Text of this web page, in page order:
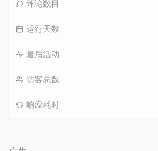
评论数目
运行天数
最后活动
访客总数
响应耗时